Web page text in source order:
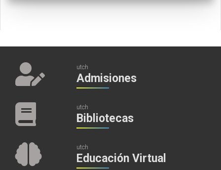
utch
Admisiones
utch
Bibliotecas
utch
Educación Virtual